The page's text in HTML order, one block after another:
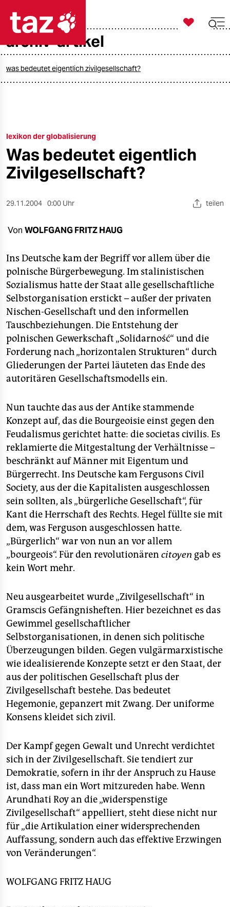
taz zahl ich
öko
gesellschaft
sport
berlin
nord
wahrheit
verlag
verlag
veranstaltungen
shop
fragen & hilfe
unterstützen
abo
genossenschaft
epaper login

taz zahl ich
archiv-artikel
was bedeutet eigentlich zivilgesellschaft?
lexikon der globalisierung
Was bedeutet eigentlich
Zivilgesellschaft?
29.11.2004 0:00 Uhr teilen
Von WOLFGANG FRITZ HAUG
Ins Deutsche kam der Begriff vor allem über die
polnische Bürgerbewegung. Im stalinistischen
Sozialismus hatte der Staat alle gesellschaftliche
Selbstorganisation erstickt – außer der privaten
Nischen-Gesellschaft und den informellen
Tauschbeziehungen. Die Entstehung der
polnischen Gewerkschaft „Solidarność“ und die
Forderung nach „horizontalen Strukturen“ durch
Gliederungen der Partei läuteten das Ende des
autoritären Gesellschaftsmodells ein.
Nun tauchte das aus der Antike stammende
Konzept auf, das die Bourgeoisie einst gegen den
Feudalismus gerichtet hatte: die societas civilis. Es
reklamierte die Mitgestaltung der Verhältnisse –
beschränkt auf Männer mit Eigentum und
Bürgerrecht. Ins Deutsche kam Fergusons Civil
Society, aus der die Kapitalisten ausgeschlossen
sein sollten, als „bürgerliche Gesellschaft“, für
Kant die Herrschaft des Rechts. Hegel füllte sie mit
dem, was Ferguson ausgeschlossen hatte.
„Bürgerlich“ war von nun an vor allem
„bourgeois“. Für den revolutionären citoyen gab es
kein Wort mehr.
Neu ausgearbeitet wurde „Zivilgesellschaft“ in
Gramscis Gefängnisheften. Hier bezeichnet es das
Gewimmel gesellschaftlicher
Selbstorganisationen, in denen sich politische
Überzeugungen bilden. Gegen vulgärmarxistische
wie idealisierende Konzepte setzt er den Staat, der
aus der politischen Gesellschaft plus der
Zivilgesellschaft bestehe. Das bedeutet
Hegemonie, gepanzert mit Zwang. Der uniforme
Konsens kleidet sich zivil.
Der Kampf gegen Gewalt und Unrecht verdichtet
sich in der Zivilgesellschaft. Sie tendiert zur
Demokratie, sofern in ihr der Anspruch zu Hause
ist, dass man ein Wort mitzureden habe. Wenn
Arundhati Roy an die „widerspenstige
Zivilgesellschaft“ appelliert, steht diese nicht nur
für „die Artikulation einer widersprechenden
Auffassung, sondern auch das effektive Erzwingen
von Veränderungen“.
WOLFGANG FRITZ HAUG